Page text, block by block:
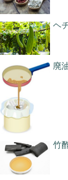
ヘ
廃
竹